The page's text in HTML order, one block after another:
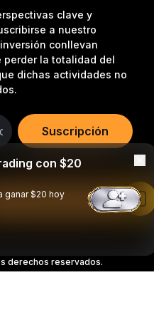
clave y
a nuestro
conllevan
perder la totalidad del
dichas actividades no
Suscripción
derechos reservados.
con $20
ganar $20 hoy
en la aplicación de Bybit